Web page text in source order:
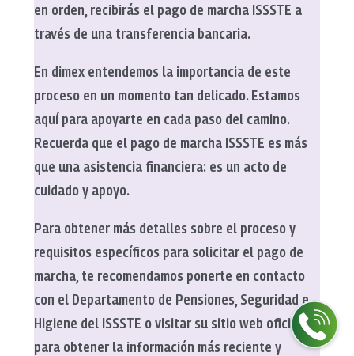
en orden, recibirás el pago de marcha ISSSTE a
través de una transferencia bancaria.
En dimex entendemos la importancia de este
proceso en un momento tan delicado. Estamos
aquí para apoyarte en cada paso del camino.
Recuerda que el pago de marcha ISSSTE es más
que una asistencia financiera: es un acto de
cuidado y apoyo.
Para obtener más detalles sobre el proceso y
requisitos específicos para solicitar el pago de
marcha, te recomendamos ponerte en contacto
con el Departamento de Pensiones, Seguridad e
Higiene del ISSSTE o visitar su sitio web oficial
para obtener la información más reciente y